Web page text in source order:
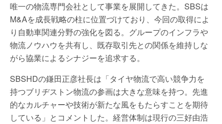
唯一の物流専門会社として事業を展開してきた。SBSは
M&Aを成長戦略の柱に位置づけており、今回の取得によ
り自動車関連分野の強化を図る。グループのインフラや
物流ノウハウを共有し、既存取引先との関係を維持しな
がら協業によるシナジーを追求する。
SBSHDの鎌田正彦社長は「タイヤ物流で高い競争力を
持つブリヂストン物流の参画は大きな意味を持つ。先進
的なカルチャーや技術が新たな風をもたらすことを期待
している」とコメントした。経営体制は現行の三好由浩